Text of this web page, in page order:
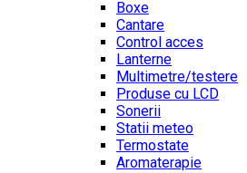
Boxe
Cantare
Control acces
Lanterne
Multimetre/testere
Produse cu LCD
Sonerii
Statii meteo
Termostate
Aromaterapie